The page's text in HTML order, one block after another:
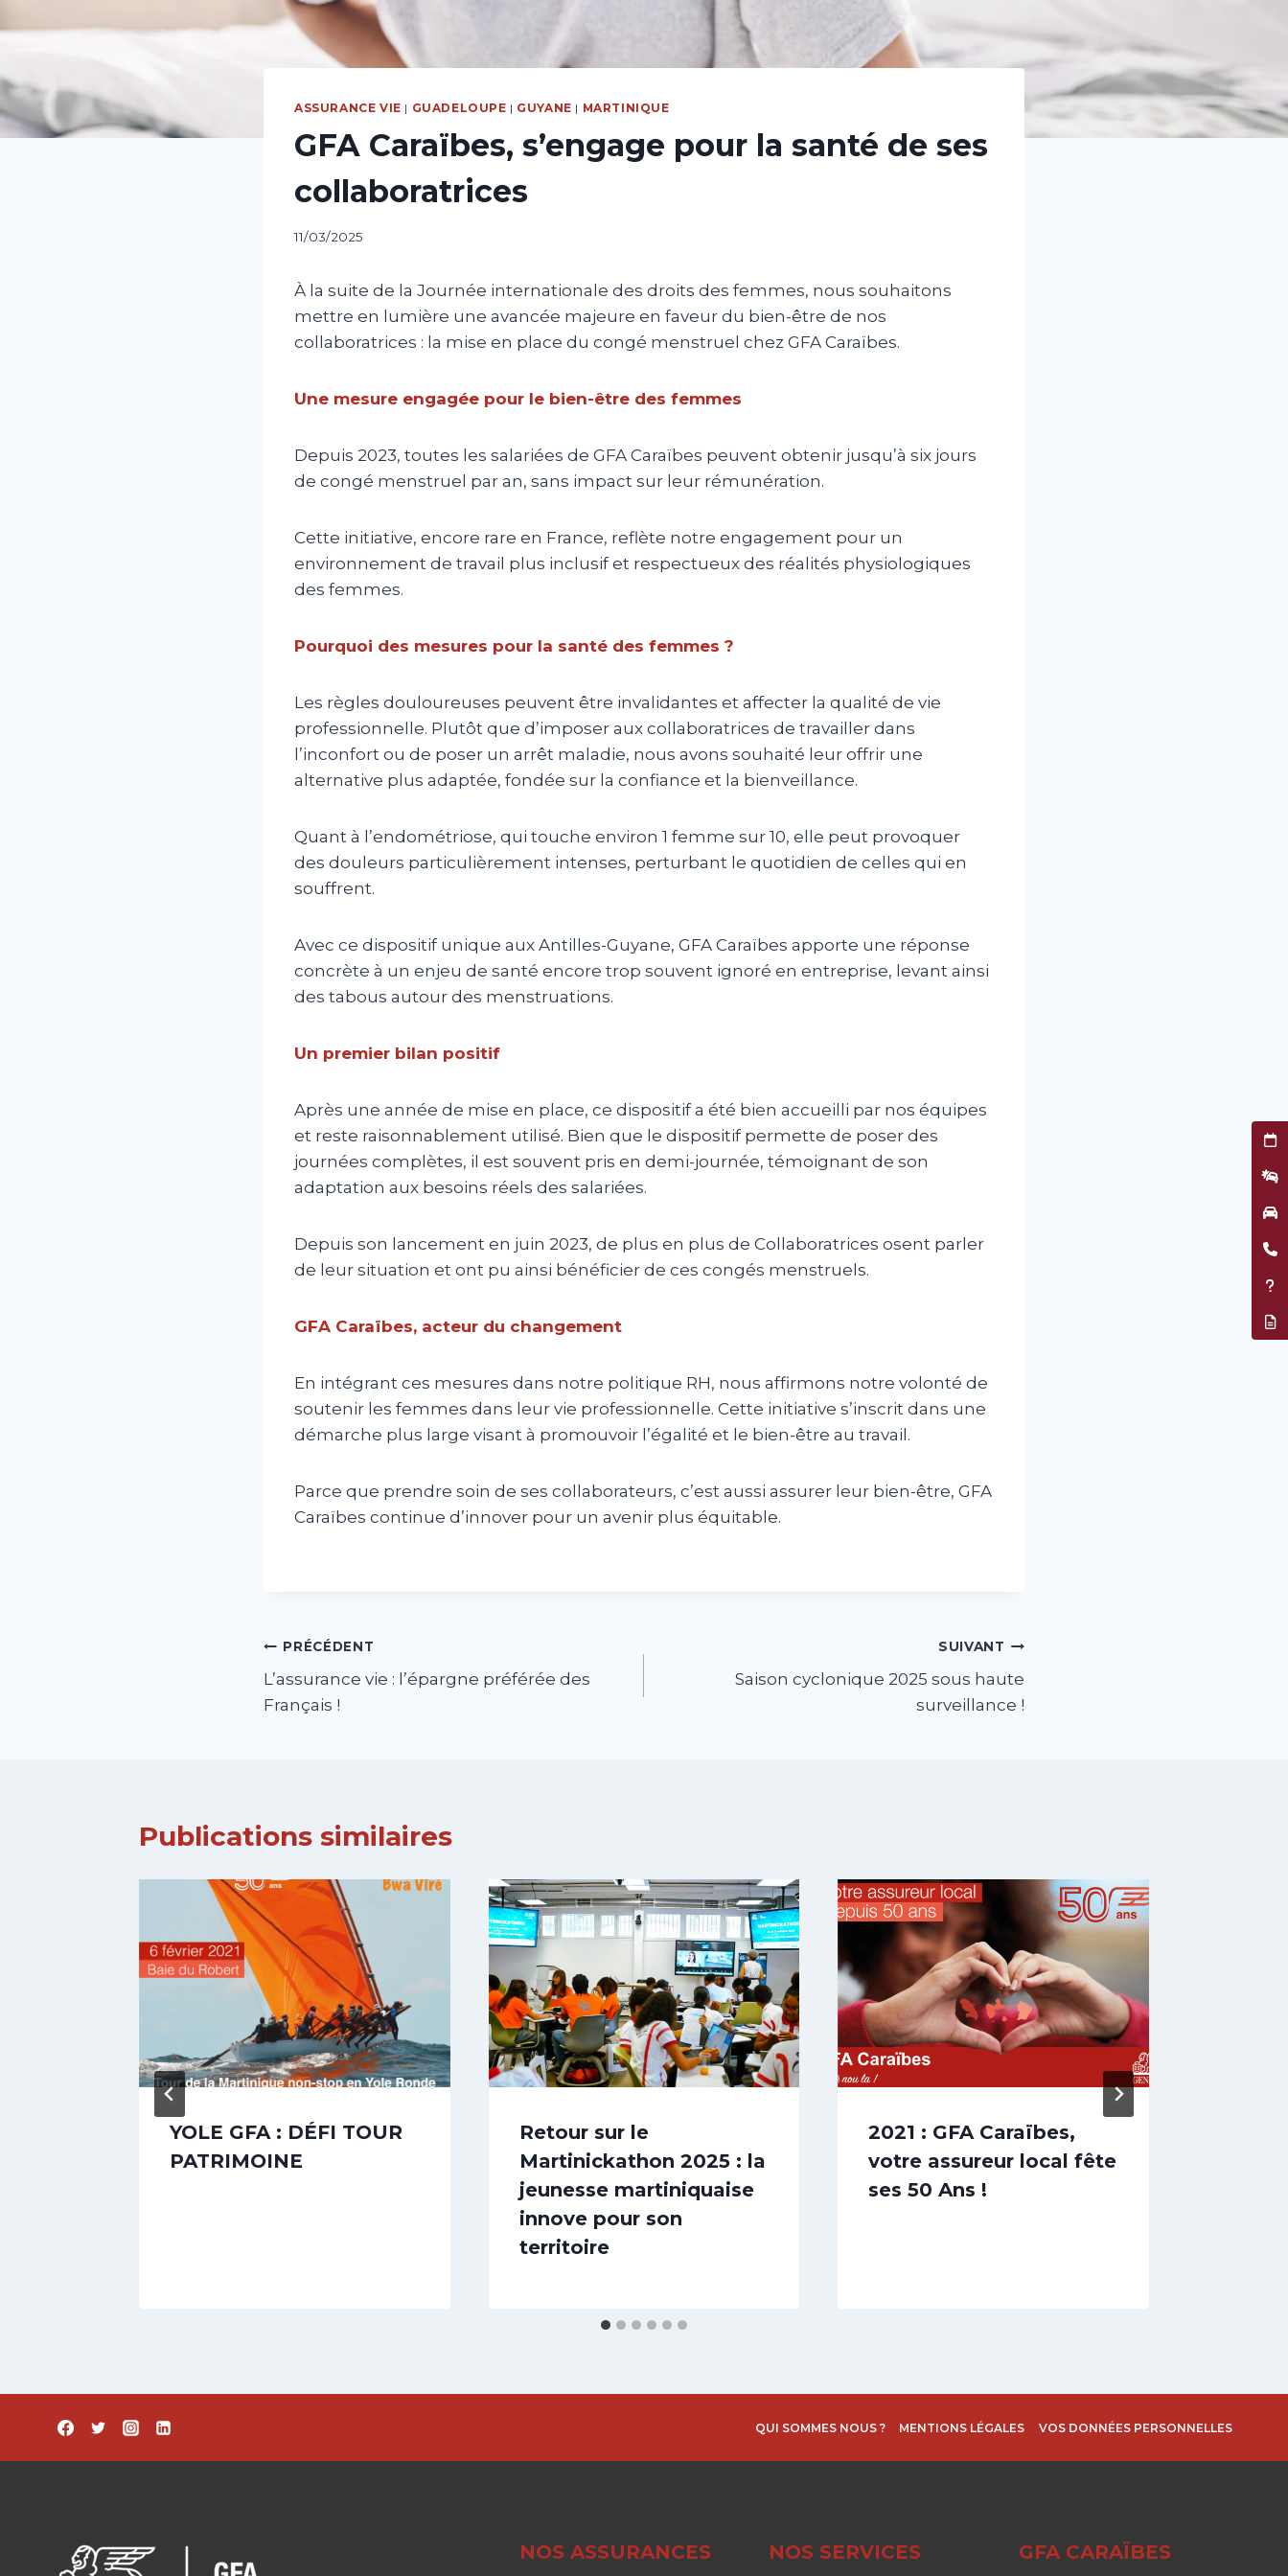
Être
ASSURANCE VIE | GUADELOUPE | GUYANE | MARTINIQUE
GFA Caraïbes, s’engage pour la santé de ses
collaboratrices
11/03/2025
À la suite de la Journée internationale des droits des femmes, nous souhaitons
mettre en lumière une avancée majeure en faveur du bien-être de nos
collaboratrices : la mise en place du congé menstruel chez GFA Caraïbes.
Une mesure engagée pour le bien-être des femmes
Depuis 2023, toutes les salariées de GFA Caraïbes peuvent obtenir jusqu’à six jours
de congé menstruel par an, sans impact sur leur rémunération.
Cette initiative, encore rare en France, reflète notre engagement pour un
environnement de travail plus inclusif et respectueux des réalités physiologiques
des femmes.
Pourquoi des mesures pour la santé des femmes ?
Les règles douloureuses peuvent être invalidantes et affecter la qualité de vie
professionnelle. Plutôt que d’imposer aux collaboratrices de travailler dans
l’inconfort ou de poser un arrêt maladie, nous avons souhaité leur offrir une
alternative plus adaptée, fondée sur la confiance et la bienveillance.
Quant à l’endométriose, qui touche environ 1 femme sur 10, elle peut provoquer
des douleurs particulièrement intenses, perturbant le quotidien de celles qui en
souffrent.
Avec ce dispositif unique aux Antilles-Guyane, GFA Caraïbes apporte une réponse
concrète à un enjeu de santé encore trop souvent ignoré en entreprise, levant ainsi
des tabous autour des menstruations.
Un premier bilan positif
Après une année de mise en place, ce dispositif a été bien accueilli par nos équipes
et reste raisonnablement utilisé. Bien que le dispositif permette de poser des
journées complètes, il est souvent pris en demi-journée, témoignant de son
adaptation aux besoins réels des salariées.
Depuis son lancement en juin 2023, de plus en plus de Collaboratrices osent parler
de leur situation et ont pu ainsi bénéficier de ces congés menstruels.
GFA Caraïbes, acteur du changement
En intégrant ces mesures dans notre politique RH, nous affirmons notre volonté de
soutenir les femmes dans leur vie professionnelle. Cette initiative s’inscrit dans une
démarche plus large visant à promouvoir l’égalité et le bien-être au travail.
Parce que prendre soin de ses collaborateurs, c’est aussi assurer leur bien-être, GFA
Caraïbes continue d’innover pour un avenir plus équitable.
Navigation
de
PRÉCÉDENT
L’assurance vie : l’épargne préférée des
Français !
SUIVANT
Saison cyclonique 2025 sous haute
surveillance !
Publications similaires
YOLE GFA : DÉFI TOUR
PATRIMOINE
Retour sur le
Martinickathon 2025 : la
jeunesse martiniquaise
innove pour son
territoire
2021 : GFA Caraïbes,
votre assureur local fête
ses 50 Ans !
QUI SOMMES NOUS ? MENTIONS LÉGALES VOS DONNÉES PERSONNELLES
NOS ASSURANCES NOS SERVICES GFA CARAÏBES